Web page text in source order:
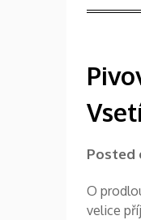
Posted
O
velice